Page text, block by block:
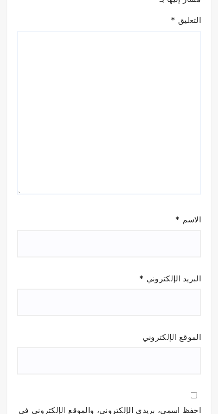
التعليق *
الاسم *
البريد الإلكتروني *
الموقع الإلكتروني
احفظ اسمي، بريدي الإلكتروني، والموقع الإلكتروني في